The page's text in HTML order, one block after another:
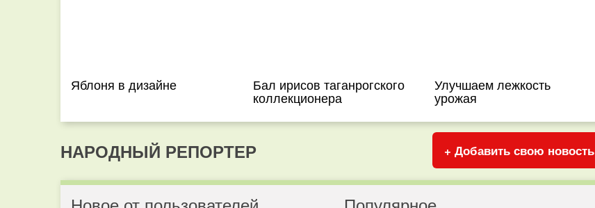
Яблоня в дизайне Бал ирисов таганрогского
коллекционера
Улучшаем лежкость
урожая
НАРОДНЫЙ РЕПОРТЕР + Добавить свою новость